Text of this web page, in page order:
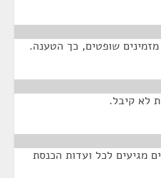
שופטים, כך הטענה.
לא קיבל.
מגיעים לכל ועדות הכנסת